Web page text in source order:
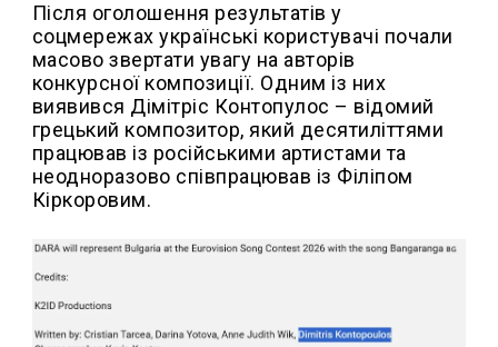
Після оголошення результатів у
соцмережах українські користувачі почали
масово звертати увагу на авторів
конкурсної композиції. Одним із них
виявився Дімітріс Контопулос – відомий
грецький композитор, який десятиліттями
працював із російськими артистами та
неодноразово співпрацював із Філіпом
Кіркоровим.